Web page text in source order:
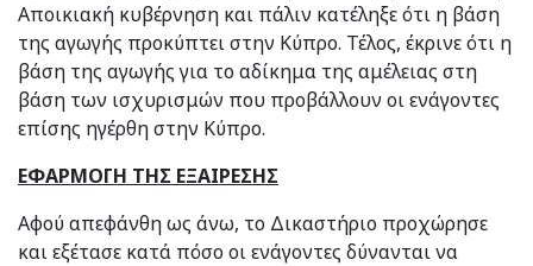
Αποικιακή κυβέρνηση και πάλιν κατέληξε ότι η βάση
της αγωγής προκύπτει στην Κύπρο. Τέλος, έκρινε ότι η
βάση της αγωγής για το αδίκημα της αμέλειας στη
βάση των ισχυρισμών που προβάλλουν οι ενάγοντες
επίσης ηγέρθη στην Κύπρο.
ΕΦΑΡΜΟΓΗ ΤΗΣ ΕΞΑΙΡΕΣΗΣ
Αφού απεφάνθη ως άνω, το Δικαστήριο προχώρησε
και εξέτασε κατά πόσο οι ενάγοντες δύνανται να